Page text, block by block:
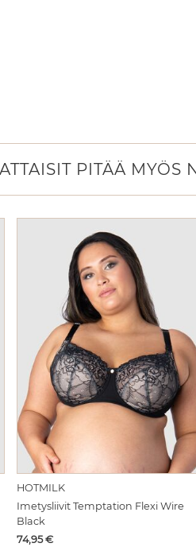
PITÄÄ MYÖS
HOTMILK
Imetysliivit Temptation Flexi Wire
Black
Hinta
74,95€